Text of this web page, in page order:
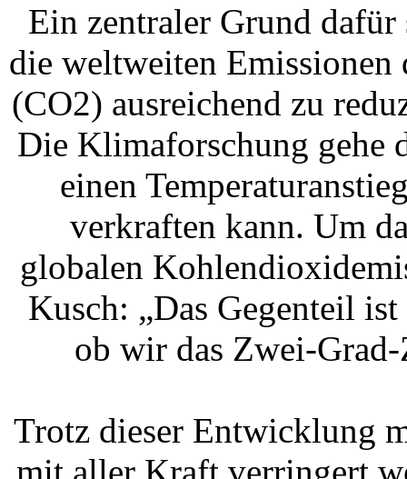
Ein zentraler Grund dafür
die weltweiten Emissionen
(CO2) ausreichend zu
Die Klimaforschung gehe
einen
verkraften kann. Um
globalen
Kusch: „Das Gegenteil
ob wir das Zwei-
Trotz dieser Entwicklung
mit aller Kraft verringert